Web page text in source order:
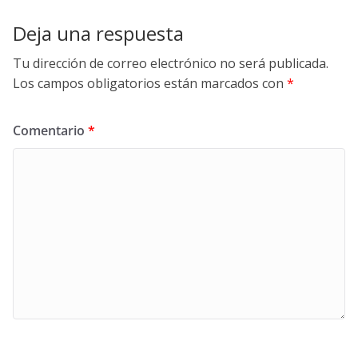
Deja una respuesta
Tu dirección de correo electrónico no será publicada.
Los campos obligatorios están marcados con *
Comentario *